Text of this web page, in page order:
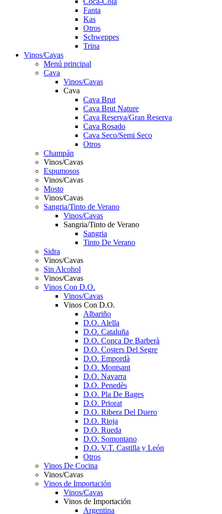
Fanta
Kas
Otros
Schweppes
Trina
Vinos/Cavas
Menú principal
Cava
Vinos/Cavas
Cava
Cava Brut
Cava Brut Nature
Cava Reserva/Gran Reserva
Cava Rosado
Cava Seco/Semi Seco
Otros
Champán
Vinos/Cavas
Espumosos
Vinos/Cavas
Mosto
Vinos/Cavas
Sangria/Tinto de Verano
Vinos/Cavas
Sangria/Tinto de Verano
Sangria
Tinto De Verano
Sidra
Vinos/Cavas
Sin Alcohol
Vinos/Cavas
Vinos Con D.O.
Vinos/Cavas
Vinos Con D.O.
Albariño
D.O. Alella
D.O. Cataluña
D.O. Conca De Barberà
D.O. Costers Del Segre
D.O. Empordà
D.O. Montsant
D.O. Navarra
D.O. Penedès
D.O. Pla De Bages
D.O. Priorat
D.O. Ribera Del Duero
D.O. Rioja
D.O. Rueda
D.O. Somontano
D.O. V.T. Castilla y León
Otros
Vinos De Cocina
Vinos/Cavas
Vinos de Importación
Vinos/Cavas
Vinos de Importación
Argentina